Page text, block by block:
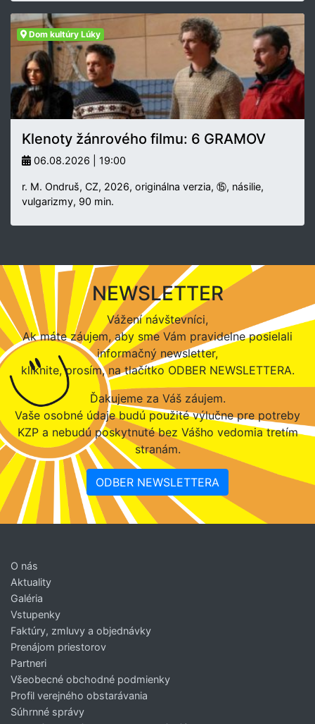
Dom kultúry Lúky
Klenoty žánrového filmu: 6 GRAMOV
06.08.2026 | 19:00
r. M. Ondruš, CZ, 2026, originálna verzia, ⑮, násilie,
vulgarizmy, 90 min.
NEWSLETTER
Vážení návštevníci,
Ak máte záujem, aby sme Vám pravidelne posielali
informačný newsletter,
kliknite, prosím, na tlačítko ODBER NEWSLETTERA.
Ďakujeme za Váš záujem.
Vaše osobné údaje budú použité výlučne pre potreby
KZP a nebudú poskytnuté bez Vášho vedomia tretím
stranám.
ODBER NEWSLETTERA
O nás
Aktuality
Galéria
Vstupenky
Faktúry, zmluvy a objednávky
Prenájom priestorov
Partneri
Všeobecné obchodné podmienky
Profil verejného obstarávania
Súhrnné správy